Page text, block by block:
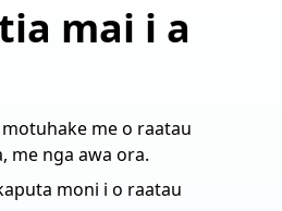
mai i a
me o raatau
me nga awa ora.
moni i o raatau